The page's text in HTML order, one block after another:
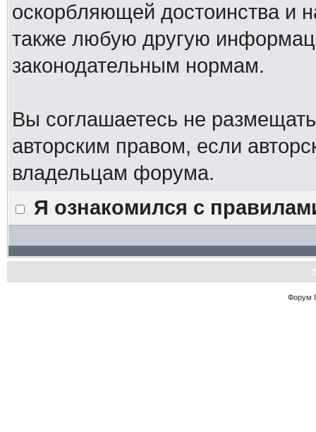
оскорбляющей достоинства и
также любую другую
законодательным нормам.
Вы соглашаетесь не
авторским правом, если
владельцам форума.
Я ознакомился с
Форум